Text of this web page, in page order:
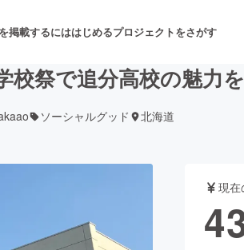
掲載するにははじめるプロジェクトをさがす
舞台・パフォーマンス
祭で追分高校の魅力
ソーシャルグッド 北海道
現在